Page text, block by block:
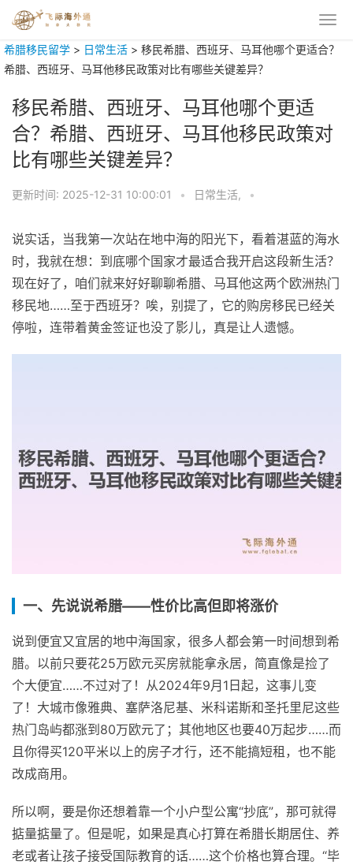
希腊移民留学 > 日常生活 > 移民希腊、西班牙、马耳他哪个更适合？
希腊、西班牙、马耳他移民政策对比有哪些关键差异？
移民希腊、西班牙、马耳他哪个更适
合？希腊、西班牙、马耳他移民政策对
比有哪些关键差异？
更新时间: 2025-12-31 10:00:01 • 日常生活, •
说实话，当我第一次站在地中海的阳光下，看着湛蓝的海水
时，我就在想：到底哪个国家才最适合我开启这段新生活？
现在好了，咱们就来好好聊聊希腊、马耳他这两个欧洲热门
移民地……至于西班牙？唉，别提了，它的购房移民已经关
停啦，连带着黄金签证也没了影儿，真是让人遗憾。
一、先说说希腊——性价比高但即将涨价
说到便宜又宜居的地中海国家，很多人都会第一时间想到希
腊。以前只要花25万欧元买房就能拿永居，简直像是捡了
个大便宜……不过对了！从2024年9月1日起，这事儿变
了！大城市像雅典、塞萨洛尼基、米科诺斯和圣托里尼这些
热门岛屿都涨到80万欧元了；其他地区也要40万起步……而
且你得买120平米以上的房子才行，还不能搞短租，也不能
改成商用。
所以啊，要是你还想着靠一个小户型公寓“抄底”，那可就得
掂量掂量了。但是呢，如果是真心打算在希腊长期居住、养
老或者让孩子接受国际教育的话……这个价格也算合理。“毕